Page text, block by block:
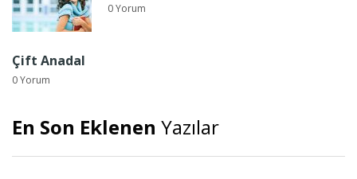
0 Yorum
Çift Anadal
0 Yorum
En Son Eklenen Yazılar